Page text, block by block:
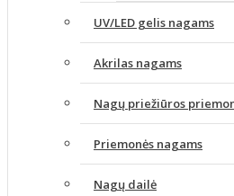
UV/LED gelis nagams
Akrilas nagams
Nagų priežiūros
Priemonės nagams
Nagų dailė